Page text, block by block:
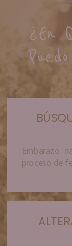
¿En
Embarazo
proceso de